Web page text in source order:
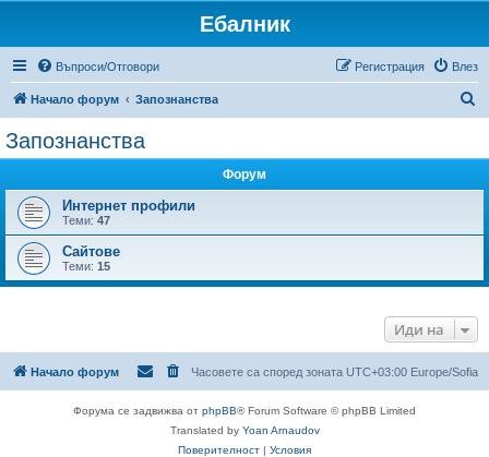
Ебалник
Въпроси/Отговори Влез
Регистрация
Начало форум Запознанства
Запознанства
Форум
Интернет профили
Теми: 47
Сайтове
Теми: 15
Иди на
Начало форум Часовете са според зоната UTC+03:00 Europe/Sofia
Форума се задвижва от phpBB® Forum Software © phpBB Limited
Translated by Yoan Arnaudov
Поверителност | Условия